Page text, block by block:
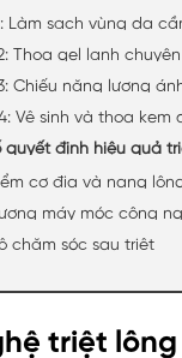
Làm sạch vùng da
Thoa gel lạnh
Chiếu năng lượng
Vệ sinh và thoa kem
quyết định hiệu quả
cơ địa và nang
máy móc công
chăm sóc sau triệt
triệt lông